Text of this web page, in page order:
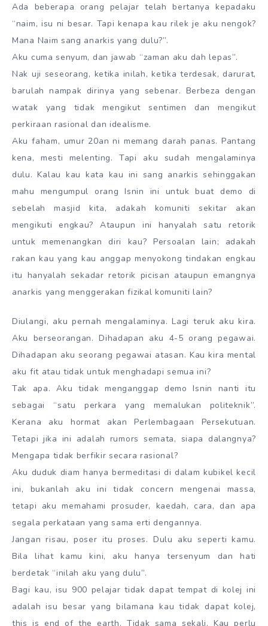
Ada beberapa orang pelajar telah bertanya kepadaku
“naim, isu ni besar. Tapi kenapa kau rilek je aku nengok?
Mana Naim sang anarkis yang dulu?”.
Aku cuma senyum, dan jawab “zaman aku dah lepas”.
Nak uji seseorang, ketika inilah, ketika terdesak, darurat,
barulah nampak dirinya yang sebenar. Berbeza dengan
watak yang tidak mengikut sentimen dan mengikut
perkiraan rasional dan idealisme.
Aku faham, umur 20an ni memang darah panas. Pantang
kena, mesti melenting. Tapi aku sudah mengalaminya
dulu. Kalau kau kata kau ini sang anarkis sehinggakan
mahu mengumpul orang Isnin ini untuk buat demo di
sebelah masjid kita, adakah komuniti sekitar akan
mengikuti engkau? Ataupun ini hanyalah satu retorik
untuk memenangkan diri kau? Persoalan lain; adakah
rakan kau yang kau anggap menyokong tindakan engkau
itu hanyalah sekadar retorik picisan ataupun emangnya
anarkis yang menggerakan fizikal komuniti lain?
Diulangi, aku pernah mengalaminya. Lagi teruk aku kira.
Aku berseorangan. Dihadapan aku 4-5 orang pegawai.
Dihadapan aku seorang pegawai atasan. Kau kira mental
aku fit atau tidak untuk menghadapi semua ini?
Tak apa. Aku tidak menganggap demo Isnin nanti itu
sebagai “satu perkara yang memalukan politeknik”.
Kerana aku hormat akan Perlembagaan Persekutuan.
Tetapi jika ini adalah rumors semata, siapa dalangnya?
Mengapa tidak berfikir secara rasional?
Aku duduk diam hanya bermeditasi di dalam kubikel kecil
ini, bukanlah aku ini tidak concern mengenai massa,
tetapi aku memahami prosuder, kaedah, cara, dan apa
segala perkataan yang sama erti dengannya.
Jangan risau, poser itu proses. Dulu aku seperti kamu.
Bila lihat kamu kini, aku hanya tersenyum dan hati
berdetak “inilah aku yang dulu”.
Bagi kau, isu 900 pelajar tidak dapat tempat di kolej ini
adalah isu besar yang bilamana kau tidak dapat kolej,
this is end of the earth. Tidak sama sekali. Kau perlu